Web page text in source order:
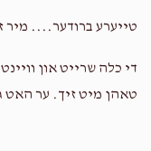
טייערע ברודער.... מיר
די כלה שרייט און
טאהן מיט זיך. ער